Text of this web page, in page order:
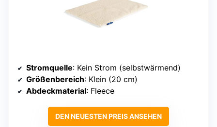
Stromquelle: Kein Strom (selbstwärmend)
Größenbereich: Klein (20 cm)
Abdeckmaterial: Fleece
DEN NEUESTEN PREIS ANSEHEN